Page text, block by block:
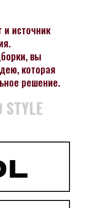
STYLE
источник
вы
которая
решение.